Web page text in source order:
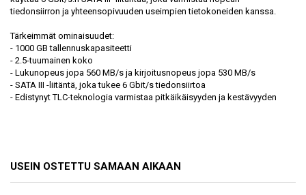
tiedonsiirron ja yhteensopivuuden useimpien tietokoneiden kanssa.
Tärkeimmät ominaisuudet:
- 1000 GB tallennuskapasiteetti
- 2.5-tuumainen koko
- Lukunopeus jopa 560 MB/s ja kirjoitusnopeus jopa 530 MB/s
- SATA III -liitäntä, joka tukee 6 Gbit/s tiedonsiirtoa
- Edistynyt TLC-teknologia varmistaa pitkäikäisyyden ja kestävyyden
USEIN OSTETTU SAMAAN AIKAAN